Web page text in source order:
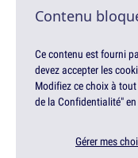
Contenu
Ce contenu est fourni
devez accepter les
Modifiez ce choix à
de la Confidentialité"
Gérer mes